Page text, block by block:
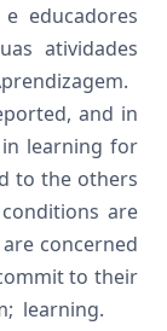
educadores
atividades
and in
learning for
to the others
are
concerned
to their
learning.